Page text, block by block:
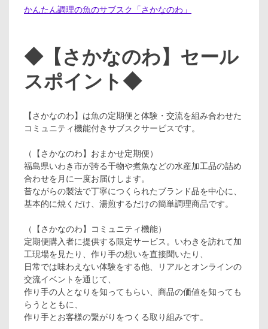
かんたん調理の魚のサブスク「さかなのわ」
◆【さかなのわ】セール
スポイント◆
【さかなのわ】は魚の定期便と体験・交流を組み合わせた
コミュニティ機能付きサブスクサービスです。
（【さかなのわ】おまかせ定期便）
福島県いわき市が誇る干物や煮魚などの水産加工品の詰め
合わせを月に一度お届けします。
昔ながらの製法で丁寧につくられたブランド品を中心に、
基本的に焼くだけ、湯煎するだけの簡単調理商品です。
（【さかなのわ】コミュニティ機能）
定期便購入者に提供する限定サービス。いわきを訪れて加
工現場を見たり、作り手の想いを直接聞いたり、
日常では味わえない体験をする他、リアルとオンラインの
交流イベントを通じて、
作り手の人となりを知ってもらい、商品の価値を知っても
らうとともに、
作り手とお客様の繋がりをつくる取り組みです。